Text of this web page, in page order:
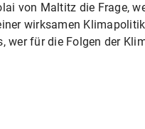
von Maltitz die Frage,
wirksamen
wer für die Folgen der